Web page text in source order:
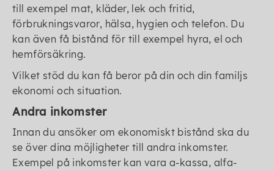
till exempel mat, kläder, lek och fritid,
förbrukningsvaror, hälsa, hygien och telefon. Du
kan även få bistånd för till exempel hyra, el och
hemförsäkring.
Vilket stöd du kan få beror på din och din familjs
ekonomi och situation.
Andra inkomster
Innan du ansöker om ekonomiskt bistånd ska du
se över dina möjligheter till andra inkomster.
Exempel på inkomster kan vara a-kassa, alfa-